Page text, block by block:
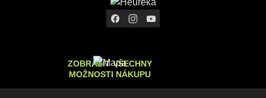
ZOBRAZIT VŠECHNY
MOŽNOSTI NÁKUPU